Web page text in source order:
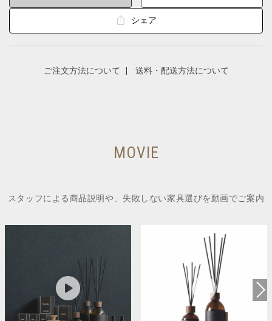
シェア
ご注文方法について 送料・配送方法について
MOVIE
スタッフによる商品説明や、失敗しない家具選びを動画でご案内